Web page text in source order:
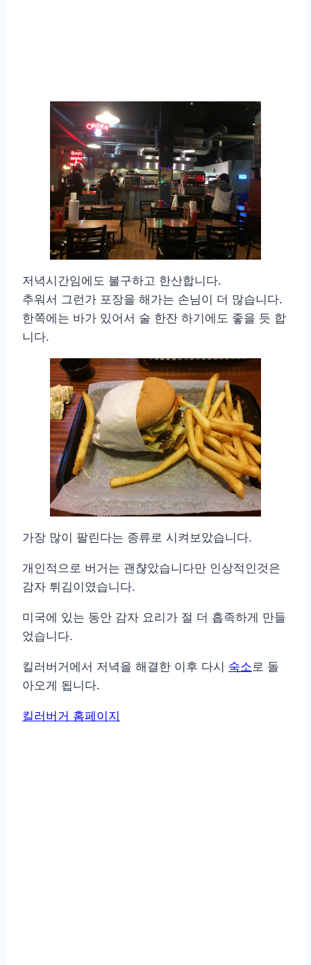
저녁시간임에도 불구하고 한산합니다.
추워서 그런가 포장을 해가는 손님이 더 많습니다.
한쪽에는 바가 있어서 술 한잔 하기에도 좋을 듯 합
니다.
가장 많이 팔린다는 종류로 시켜보았습니다.
개인적으로 버거는 괜챦았습니다만 인상적인것은
감자 튀김이였습니다.
미국에 있는 동안 감자 요리가 절 더 흡족하게 만들
었습니다.
킬러버거에서 저녁을 해결한 이후 다시 숙소로 돌
아오게 됩니다.
킬러버거 홈페이지